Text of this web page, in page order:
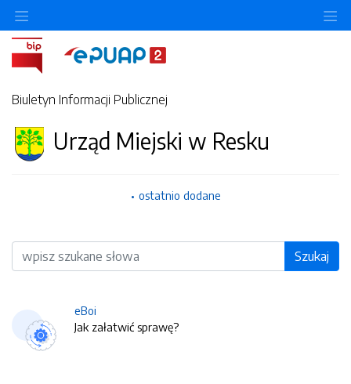
Biuletyn Informacji Publicznej
Urząd Miejski w Resku
ostatnio dodane
Wyszukiwarka Szukaj
eBoi
Jak załatwić sprawę?